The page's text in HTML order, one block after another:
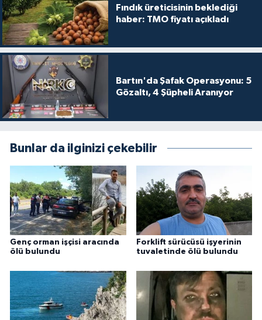
Fındık üreticisinin beklediği
haber: TMO fiyatı açıkladı
Bartın'da Şafak Operasyonu: 5
Gözaltı, 4 Şüpheli Aranıyor
Bunlar da ilginizi çekebilir
Genç orman işçisi aracında
ölü bulundu
Forklift sürücüsü işyerinin
tuvaletinde ölü bulundu